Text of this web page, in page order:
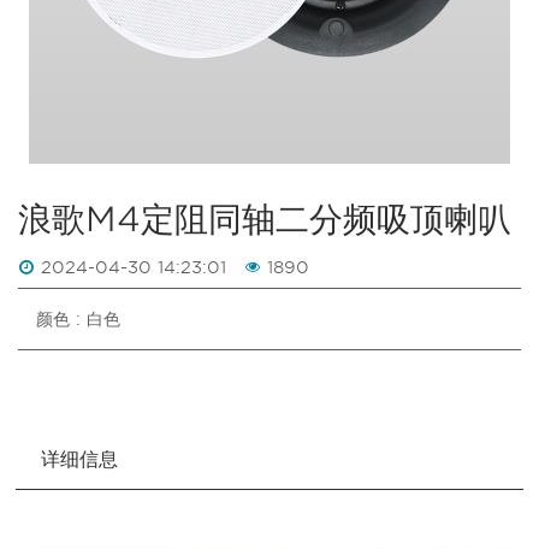
浪歌M4定阻同轴二分频吸顶喇叭
2024-04-30 14:23:01 1890
颜色 : 白色
详细信息